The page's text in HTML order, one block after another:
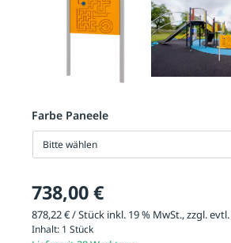
Farbe Paneele
Bitte wählen
738,00 €
878,22 € / Stück inkl. 19 % MwSt., zzgl. evtl.
Inhalt: 1 Stück